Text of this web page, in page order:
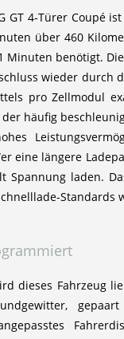
GT 4‑Türer
über 460
Minuten benötigt.
wieder durch
pro Zellmodul
häufig
eine längere
Spannung laden.
Standards
dieses Fahrzeug